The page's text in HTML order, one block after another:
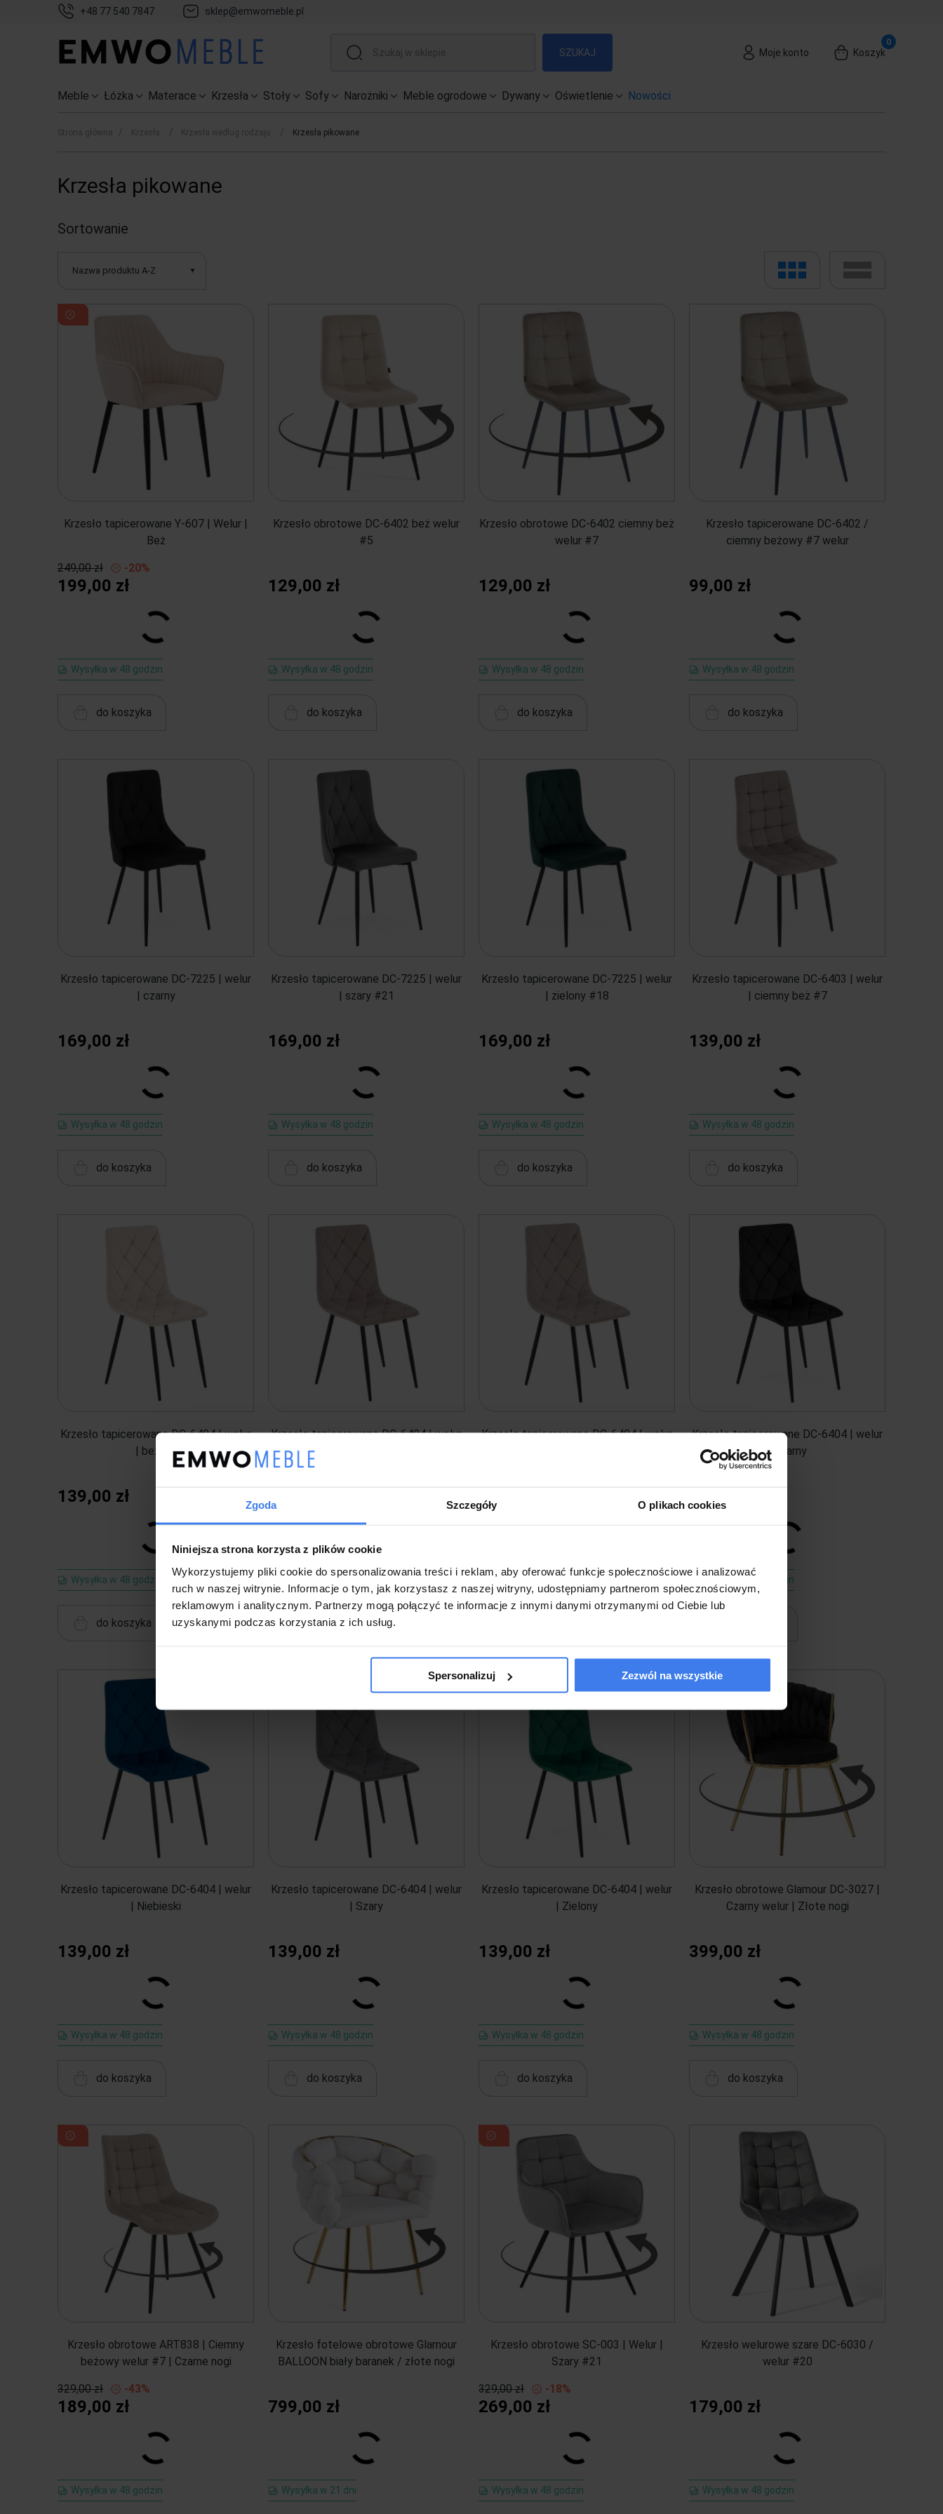
Zgoda Szczegóły O plikach cookies
Niniejsza strona korzysta z plików cookie
Wykorzystujemy pliki cookie do spersonalizowania treści i reklam, aby oferować funkcje społecznościowe i analizować
ruch w naszej witrynie. Informacje o tym, jak korzystasz z naszej witryny, udostępniamy partnerom społecznościowym,
reklamowym i analitycznym. Partnerzy mogą połączyć te informacje z innymi danymi otrzymanymi od Ciebie lub
uzyskanymi podczas korzystania z ich usług.
Spersonalizuj Zezwól na wszystkie
+48 77 540 7847 sklep@emwomeble.pl
SZUKAJ Moje konto Koszyk
Meble Łóżka Materace Krzesła Stoły Sofy Narożniki Meble ogrodowe Dywany Oświetlenie Nowości
Strona główna Krzesła Krzesła według rodzaju Krzesła pikowane
Krzesła pikowane
Sortowanie
Nazwa produktu A-Z
Krzesło tapicerowane Y-607 | Welur |
Beż
249,00 zł -20%
199,00 zł
Wysyłka w 48 godzin
do koszyka
Krzesło obrotowe DC-6402 beż welur
#5
129,00 zł
Wysyłka w 48 godzin
do koszyka
Krzesło obrotowe DC-6402 ciemny beż
welur #7
129,00 zł
Wysyłka w 48 godzin
do koszyka
Krzesło tapicerowane DC-6402 /
ciemny beżowy #7 welur
99,00 zł
Wysyłka w 48 godzin
do koszyka
Krzesło tapicerowane DC-7225 | welur
| czarny
169,00 zł
Wysyłka w 48 godzin
do koszyka
Krzesło tapicerowane DC-7225 | welur
| szary #21
169,00 zł
Wysyłka w 48 godzin
do koszyka
Krzesło tapicerowane DC-7225 | welur
| zielony #18
169,00 zł
Wysyłka w 48 godzin
do koszyka
Krzesło tapicerowane DC-6403 | welur
| ciemny beż #7
139,00 zł
Wysyłka w 48 godzin
do koszyka
Krzesło tapicerowane DC-6404 | welur
| beż #5
139,00 zł
Wysyłka w 48 godzin
do koszyka
Krzesło tapicerowane DC-6404 | welur
139,00 zł
Wysyłka w 48 godzin
do koszyka
Krzesło tapicerowane DC-6404 | welur
139,00 zł
Wysyłka w 48 godzin
Krzesło tapicerowane DC-6404 | welur
| Czarny
139,00 zł
Wysyłka w 48 godzin
Krzesło tapicerowane DC-6404 | welur
| Niebieski
139,00 zł
Wysyłka w 48 godzin
do koszyka
Krzesło tapicerowane DC-6404 | welur
| Szary
139,00 zł
Wysyłka w 48 godzin
do koszyka
Krzesło tapicerowane DC-6404 | welur
| Zielony
139,00 zł
Wysyłka w 48 godzin
do koszyka
Krzesło obrotowe Glamour DC-3027 |
Czarny welur | Złote nogi
399,00 zł
Wysyłka w 48 godzin
do koszyka
Krzesło obrotowe ART838 | Ciemny
beżowy welur #7 | Czarne nogi
329,00 zł -43%
189,00 zł
Wysyłka w 48 godzin
Krzesło fotelowe obrotowe Glamour
BALLOON biały baranek / złote nogi
799,00 zł
Wysyłka w 21 dni
Krzesło obrotowe SC-003 | Welur |
Szary #21
329,00 zł -18%
269,00 zł
Wysyłka w 48 godzin
Krzesło welurowe szare DC-6030 /
welur #20
179,00 zł
Wysyłka w 48 godzin